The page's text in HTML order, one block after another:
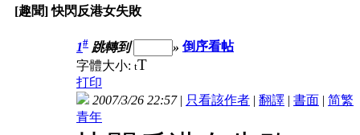
[趣聞] 快閃反港女失敗
1# 跳轉到 » 倒序看帖
字體大小: tT
打印
2007/3/26 22:57| 只看該作者 | 翻譯 | 書面 | 简繁
青年